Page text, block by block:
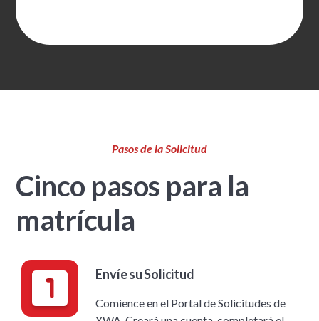
Pasos de la Solicitud
Cinco pasos para la
matrícula
Envíe su Solicitud
Comience en el Portal de Solicitudes de